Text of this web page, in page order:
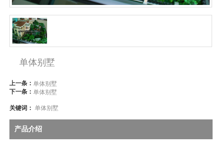
单体别墅
上一条：单体别墅
下一条：单体别墅
关键词：单体别墅
产品介绍